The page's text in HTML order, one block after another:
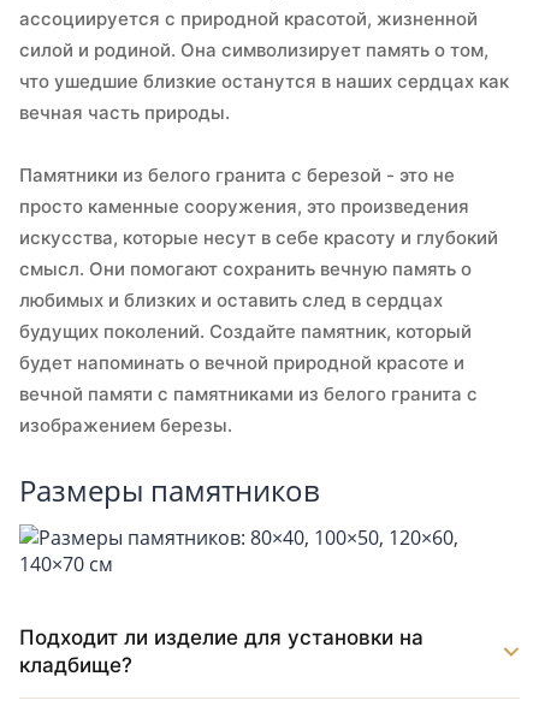
ассоциируется с природной красотой, жизненной
силой и родиной. Она символизирует память о том,
что ушедшие близкие останутся в наших сердцах как
вечная часть природы.
Памятники из белого гранита с березой - это не
просто каменные сооружения, это произведения
искусства, которые несут в себе красоту и глубокий
смысл. Они помогают сохранить вечную память о
любимых и близких и оставить след в сердцах
будущих поколений. Создайте памятник, который
будет напоминать о вечной природной красоте и
вечной памяти с памятниками из белого гранита с
изображением березы.
Размеры памятников
Подходит ли изделие для установки на
кладбище?